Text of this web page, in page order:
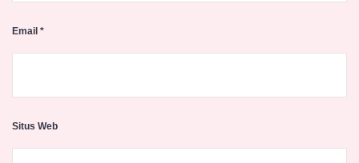
Email *
Situs Web